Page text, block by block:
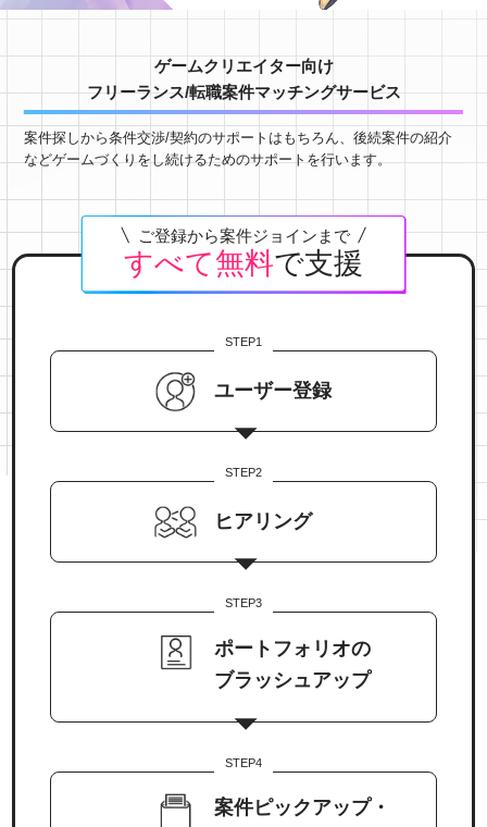
ゲームクリエイター向け
フリーランス/転職案件マッチングサービス
案件探しから条件交渉/契約のサポートはもちろん、後続案件の紹介
などゲームづくりをし続けるためのサポートを行います。
ご登録から案件ジョインまで
すべて無料で支援
STEP1
ユーザー登録
STEP2
ヒアリング
STEP3
ポートフォリオの
ブラッシュアップ
STEP4
案件ピックアップ・